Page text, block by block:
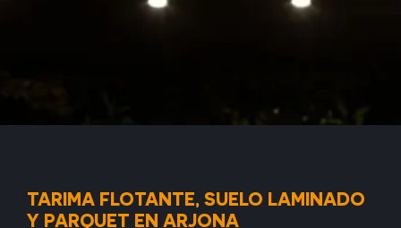
TARIMA FLOTANTE, SUELO LAMINADO
Y PARQUET EN ARJONA